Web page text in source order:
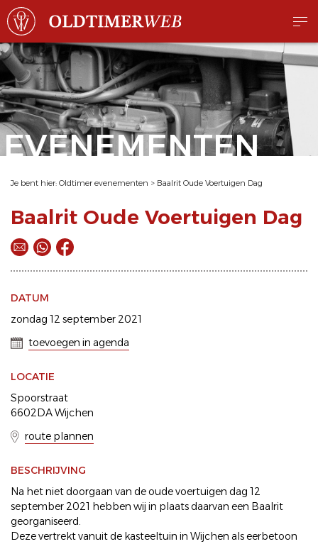
EVENEMENTEN
Je bent hier: Oldtimer evenementen > Baalrit Oude Voertuigen Dag
Baalrit Oude Voertuigen Dag
DATUM
zondag 12 september 2021
toevoegen in agenda
LOCATIE
Spoorstraat
6602DA Wijchen
route plannen
BESCHRIJVING
Na het niet doorgaan van de oude voertuigen dag 12
september 2021 hebben wij in plaats daarvan een Baalrit
georganiseerd.
Deze vertrekt vanuit de kasteeltuin in Wijchen als eerbetoon